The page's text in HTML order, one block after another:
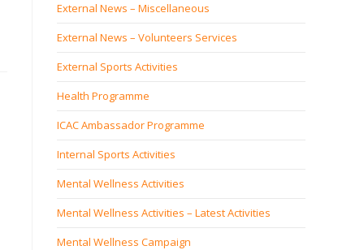
External News – Miscellaneous
External News – Volunteers Services
External Sports Activities
Health Programme
ICAC Ambassador Programme
Internal Sports Activities
Mental Wellness Activities
Mental Wellness Activities – Latest Activities
Mental Wellness Campaign